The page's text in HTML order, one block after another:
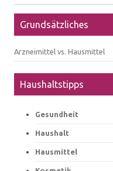
Grundsätzliches
Arzneimittel vs. Hausmittel
Haushaltstipps
Gesundheit
Haushalt
Hausmittel